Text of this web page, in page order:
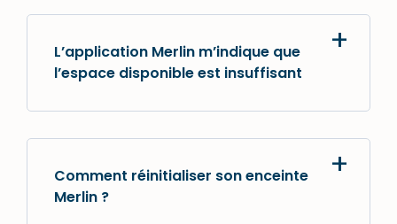
L’application Merlin m’indique que
l’espace disponible est insuffisant
Comment réinitialiser son enceinte
Merlin ?